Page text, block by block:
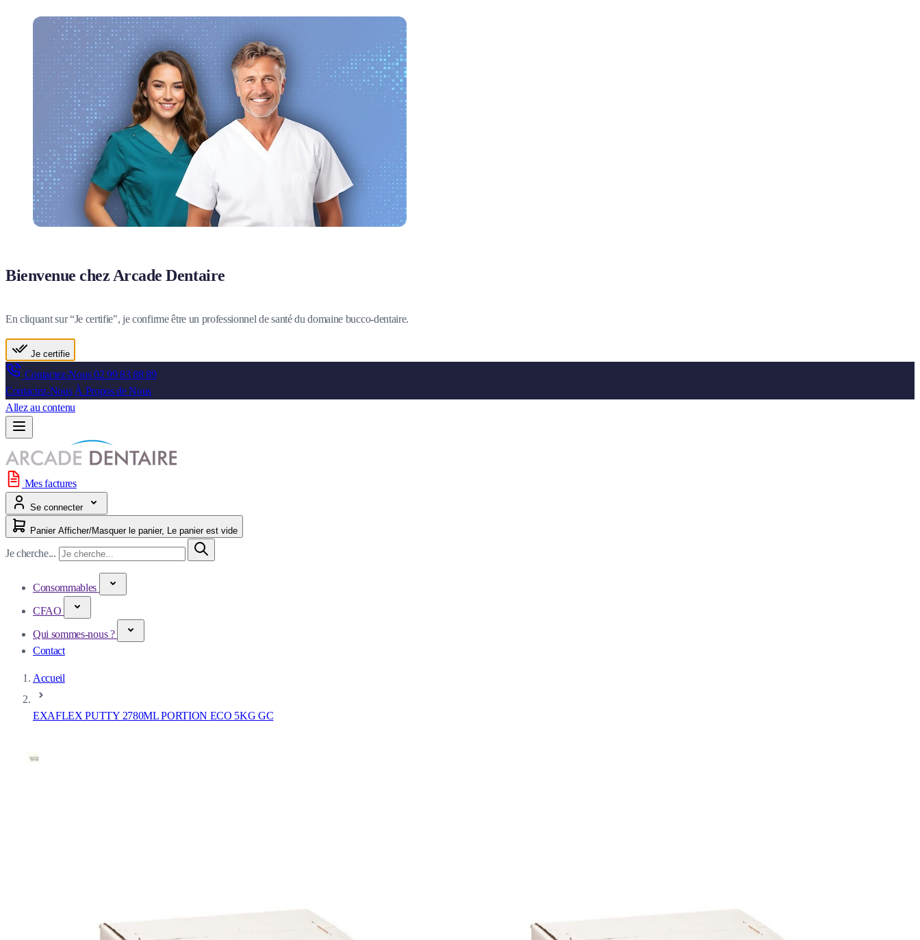
Bienvenue chez Arcade Dentaire
En cliquant sur “Je certifie", je confirme être un professionnel de santé du domaine bucco-dentaire.
Je certifie
Contactez-Nous02 99 83 88 89
Contactez-Nous À Propos de Nous
Allez au contenu
Mes factures
Se connecter
Panier Afficher/Masquer le panier, Le panier est vide
Je cherche...
Consommables
CFAO
Qui sommes-nous ?
Contact
Accueil
EXAFLEX PUTTY 2780ML PORTION ECO 5KG GC